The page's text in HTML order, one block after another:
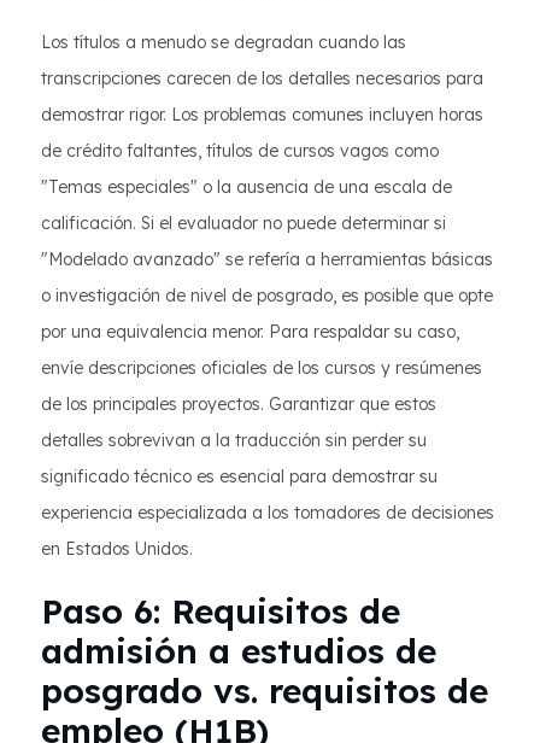
Los títulos a menudo se degradan cuando las
transcripciones carecen de los detalles necesarios para
demostrar rigor. Los problemas comunes incluyen horas
de crédito faltantes, títulos de cursos vagos como
"Temas especiales" o la ausencia de una escala de
calificación. Si el evaluador no puede determinar si
"Modelado avanzado" se refería a herramientas básicas
o investigación de nivel de posgrado, es posible que opte
por una equivalencia menor. Para respaldar su caso,
envíe descripciones oficiales de los cursos y resúmenes
de los principales proyectos. Garantizar que estos
detalles sobrevivan a la traducción sin perder su
significado técnico es esencial para demostrar su
experiencia especializada a los tomadores de decisiones
en Estados Unidos.
Paso 6: Requisitos de
admisión a estudios de
posgrado vs. requisitos de
empleo (H1B)